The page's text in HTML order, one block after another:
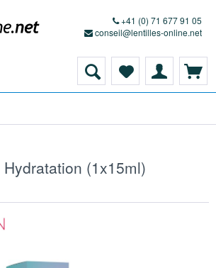
+41 (0) 71 677 91 05
conseil@lentilles-online.net
Hydratation (1x15ml)